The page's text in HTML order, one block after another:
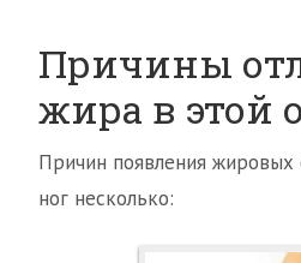
Причины
жира в этой
Причин появления жировых
ног несколько: